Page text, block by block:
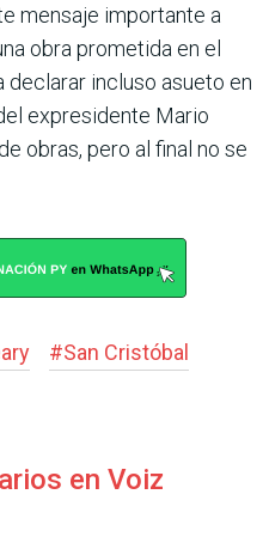
men­saje importante a
obra prometida en el
declarar incluso asueto en
expresi­dente Mario
obras, pero al final no se
#San Cristóbal
en Voiz